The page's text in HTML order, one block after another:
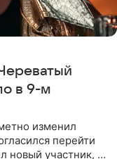
в 9-м
изменил
перейти
новый участник, а